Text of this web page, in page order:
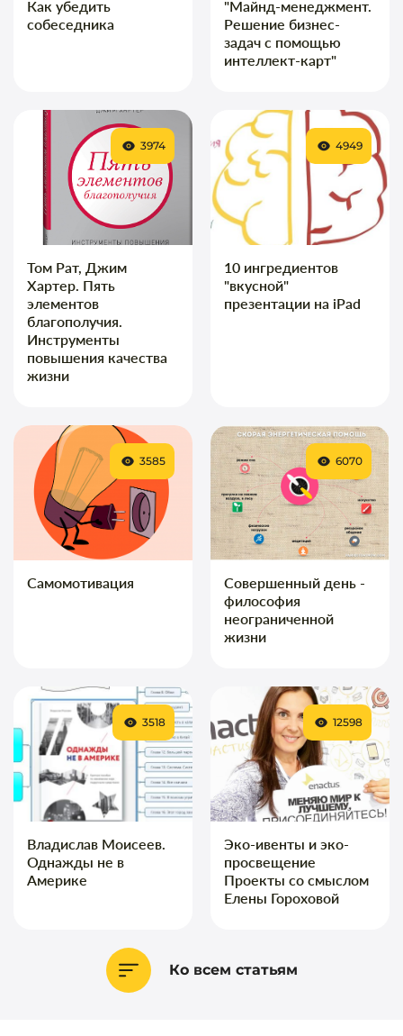
Как убедить
собеседника
"Майнд-менеджмент.
Решение бизнес-
задач с помощью
интеллект-карт"
Том Рат, Джим
Хартер. Пять
элементов
благополучия.
Инструменты
повышения качества
жизни
3974
10 ингредиентов
"вкусной"
презентации на iPad
4949
Самомотивация
3585
Совершенный день -
философия
неограниченной
жизни
6070
Владислав Моисеев.
Однажды не в
Америке
3518
Эко-ивенты и эко-
просвещение
Проекты со смыслом
Елены Гороховой
12598
Ко всем статьям